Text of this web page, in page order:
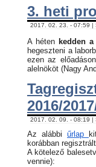
3. heti
2017. 02. 23. - 07:59 |
A héten kedden
hegeszteni a
ezen az
alelnököt (Nagy
2016/
2017. 02. 09. - 08:19 |
Az alábbi űrlap
korábban
​A kötelező
vennie):